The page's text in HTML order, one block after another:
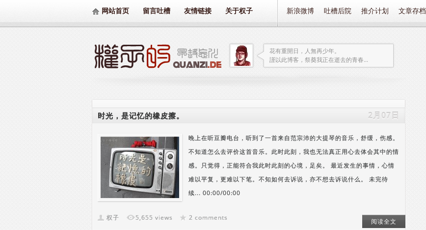
网站首页 留言吐槽 友情链接 关于权子 新浪微博 吐槽后院 推介计划 文章存档
花有重開日，人無再少年。
謹以此博客，祭奠我正在逝去的青春...
时光，是记忆的橡皮擦。 2月07日
晚上在听豆瓣电台，听到了一首来自范宗沛的大提琴的音乐，舒缓，伤感。
不知道怎么去评价这首音乐。此时此刻，我也无法真正用心去体会其中的情
感。只觉得，正能符合我此时此刻的心境，足矣。 最近发生的事情，心情
难以平复，更难以下笔。不知如何去诉说，亦不想去诉说什么。 未完待
续... 00:00/00:00
权子 5,655 views 2 comments 阅读全文